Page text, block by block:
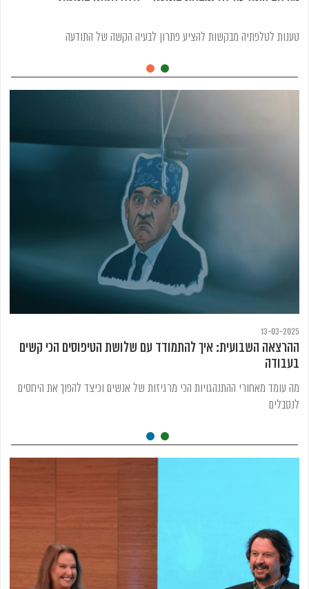
טענות לטלפתיה מבקשות להציע פתרון לבעיה הקשה של התודעה
13-03-2025
ההרצאה השבועית: איך להתמודד עם שלושת הטיפוסים הכי קשים
בעבודה
מה עומד מאחורי ההתנהגויות הכי מרגיזות של אנשים וכיצד להפוך את היחסים
לנסבלים